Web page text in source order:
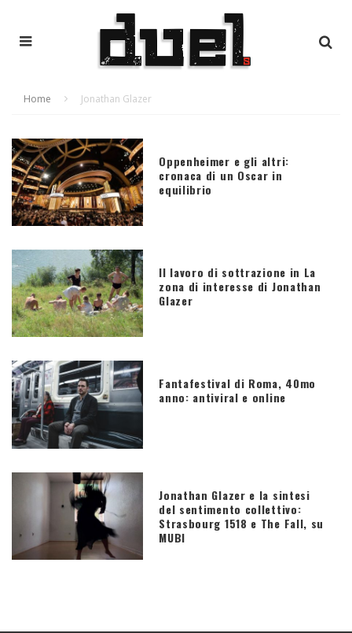
Home Jonathan Glazer
Oppenheimer e gli altri:
cronaca di un Oscar in
equilibrio
Il lavoro di sottrazione in La
zona di interesse di Jonathan
Glazer
Fantafestival di Roma, 40mo
anno: antiviral e online
Jonathan Glazer e la sintesi
del sentimento collettivo:
Strasbourg 1518 e The Fall, su
MUBI